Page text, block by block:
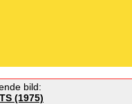
bild:
(1975)